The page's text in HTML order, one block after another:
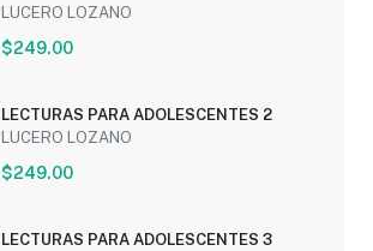
LUCERO LOZANO
$249.00
LECTURAS PARA ADOLESCENTES 2
LUCERO LOZANO
$249.00
LECTURAS PARA ADOLESCENTES 3